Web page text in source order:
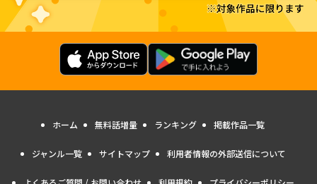
ホーム 無料話増量 ランキング 掲載作品一覧
ジャンル一覧 サイトマップ 利用者情報の外部送信について